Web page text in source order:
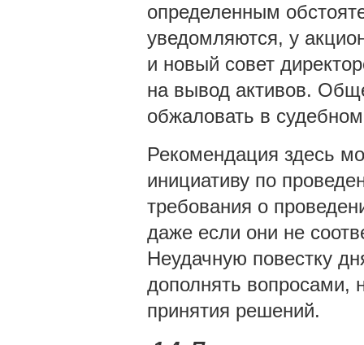
определенным
уведомляются, у
и новый совет
на вывод активов.
обжаловать в
Рекомендация здесь
инициативу по
требования о
даже если они не
Неудачную повестку
дополнять вопросами,
принятия решений.